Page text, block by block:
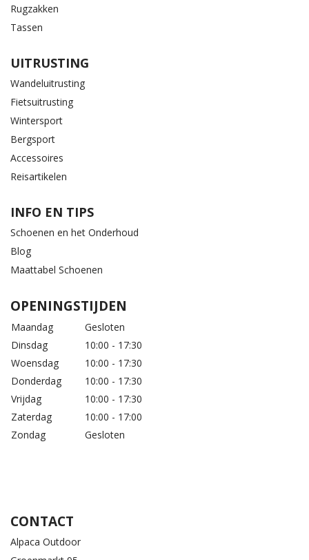
Rugzakken
Tassen
UITRUSTING
Wandeluitrusting
Fietsuitrusting
Wintersport
Bergsport
Accessoires
Reisartikelen
INFO EN TIPS
Schoenen en het Onderhoud
Blog
Maattabel Schoenen
OPENINGSTIJDEN
Maandag
Gesloten
Dinsdag
10:00 - 17:30
Woensdag
10:00 - 17:30
Donderdag
10:00 - 17:30
Vrijdag
10:00 - 17:30
Zaterdag
10:00 - 17:00
Zondag
Gesloten
CONTACT
Alpaca Outdoor